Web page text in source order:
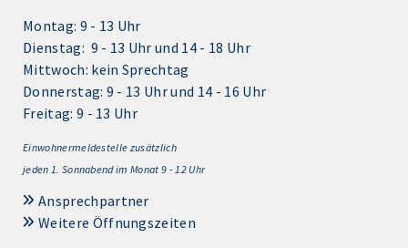
Montag: 9 - 13 Uhr
Dienstag: 9 - 13 Uhr und 14 - 18 Uhr
Mittwoch: kein Sprechtag
Donnerstag: 9 - 13 Uhr und 14 - 16 Uhr
Freitag: 9 - 13 Uhr
Einwohnermeldestelle zusätzlich
jeden 1. Sonnabend im Monat 9 - 12 Uhr
Ansprechpartner
Weitere Öffnungszeiten